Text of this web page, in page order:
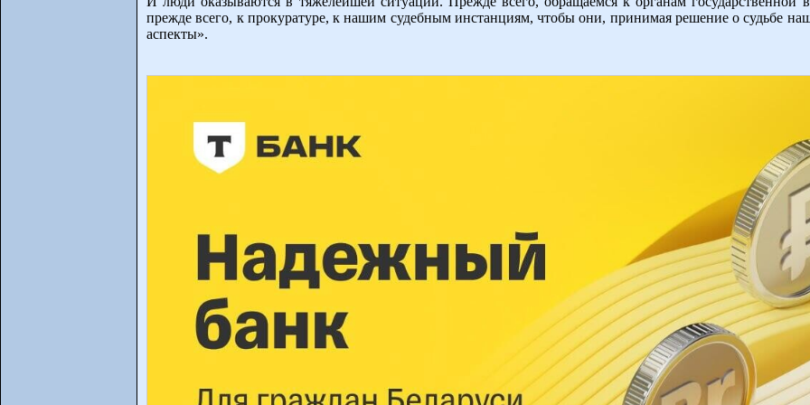
прежде всего, к прокуратуре, к нашим судебным инстанциям, чтобы они, принимая решение о судьбе
аспекты».